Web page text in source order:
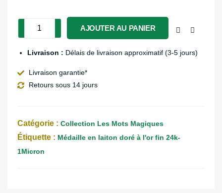
AJOUTER AU PANIER
Livraison : Délais de livraison approximatif (3-5 jours)
Livraison garantie*
Retours sous 14 jours
Catégorie : Collection Les Mots Magiques
Étiquette : Médaille en laiton doré à l'or fin 24k-
1Micron